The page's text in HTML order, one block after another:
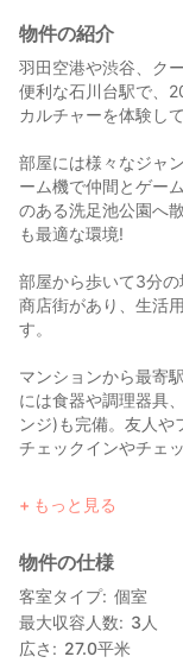
物件の紹介
羽田空港や渋谷、ク
便利な石川台駅で、
カルチャーを体験し
部屋には様々なジャ
ーム機で仲間とゲー
のある洗足池公園へ
も最適な環境!
部屋から歩いて3分
商店街があり、生活
す。
マンションから最寄
には食器や調理器具
ンジ)も完備。友人や
チェックインやチェ
日本のマンガやゲー
お楽しみください!
もっと見る
物件の仕様
客室タイプ 個室
最大収容人数
3 人
広さ
27.0平米